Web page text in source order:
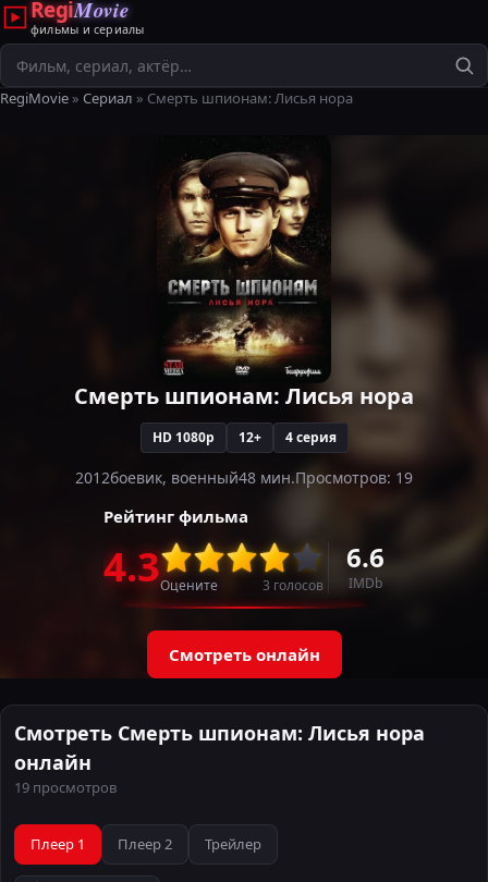
RegiMovie
фильмы и сериалы
Поиск
RegiMovie» Сериал » Смерть шпионам: Лисья нора
Смерть шпионам: Лисья нора
HD 1080p 12+ 4 серия
2012боевик, военный48 мин.Просмотров: 19
Рейтинг фильма
4.3Оцените 3 голосов
6.6
IMDb
Смотреть онлайн
Смотреть Смерть шпионам: Лисья нора
онлайн
19 просмотров
Плеер 1 Плеер 2 Трейлер